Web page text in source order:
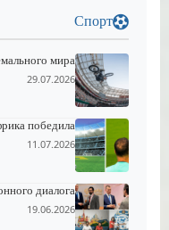
Спорт
мира
29.07.2026
победила
11.07.2026
диалога
19.06.2026